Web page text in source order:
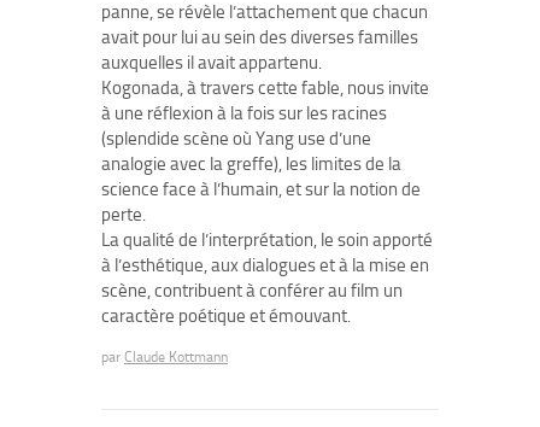
panne, se révèle l’attachement que chacun
avait pour lui au sein des diverses familles
auxquelles il avait appartenu.
Kogonada, à travers cette fable, nous invite
à une réflexion à la fois sur les racines
(splendide scène où Yang use d’une
analogie avec la greffe), les limites de la
science face à l’humain, et sur la notion de
perte.
La qualité de l’interprétation, le soin apporté
à l’esthétique, aux dialogues et à la mise en
scène, contribuent à conférer au film un
caractère poétique et émouvant.
par Claude Kottmann